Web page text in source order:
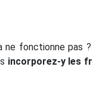
fonctionne pas ?
incorporez-y les